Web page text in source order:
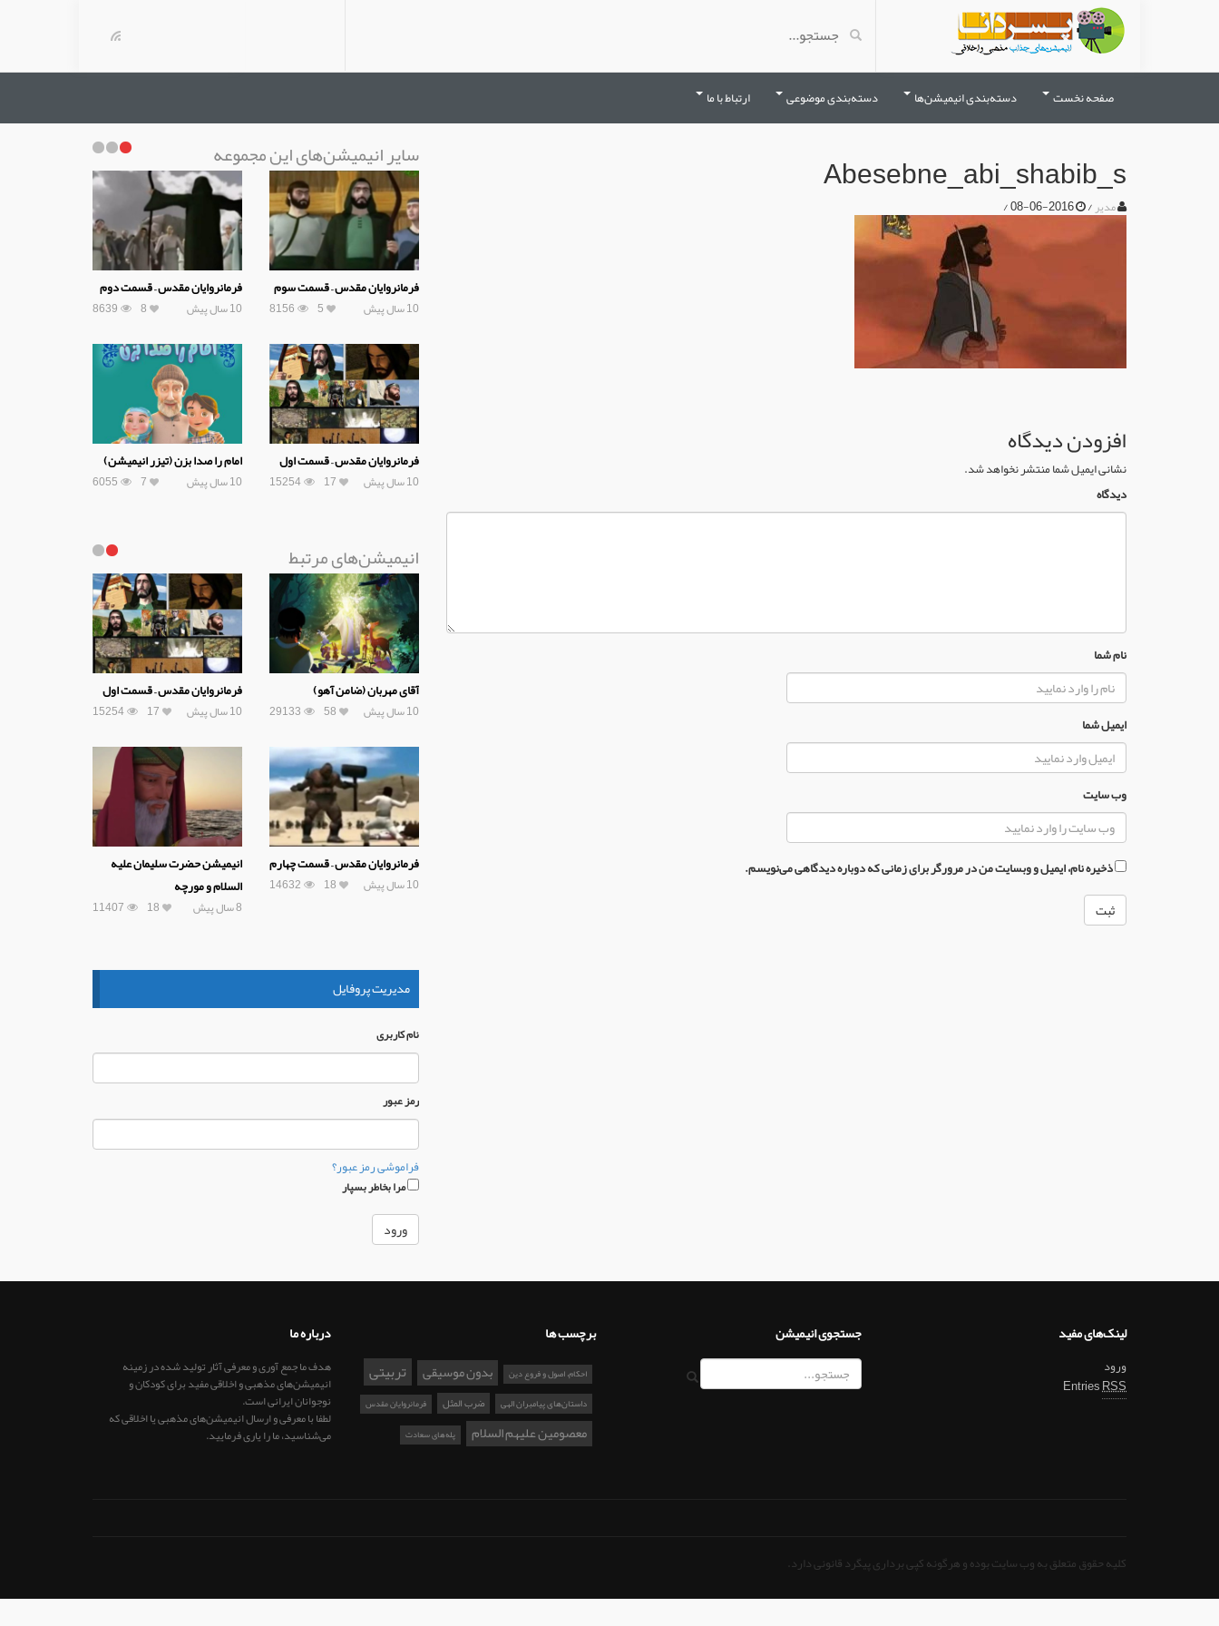
صفحه نخست دسته‌بندی انیمیشن‌ها دسته‌بندی موضوعی ارتباط با ما
Abesebne_abi_shabib_s
مدیر/
/
افزودن دیدگاه
نشانی ایمیل شما منتشر نخواهد شد.
دیدگاه
نام شما
ایمیل شما
وب سایت
ذخیره نام، ایمیل و وبسایت من در مرورگر برای زمانی که دوباره دیدگاهی می‌نویسم.
سایر انیمیشن‌های این مجموعه
فرمانروایان مقدس – قسمت سوم
10 سال پیش 8156 5
فرمانروایان مقدس – قسمت دوم
10 سال پیش 8639 8
فرمانروایان مقدس – قسمت اول
10 سال پیش 15254 17
امام را صدا بزن (تیزر انیمیشن)
10 سال پیش 6055 7
انیمیشن‌های مرتبط
آقای مهربان (ضامن آهو)
10 سال پیش 29133 58
فرمانروایان مقدس – قسمت اول
10 سال پیش 15254 17
فرمانروایان مقدس – قسمت چهارم
10 سال پیش 14632 18
انیمیشن حضرت سلیمان علیه
السلام و مورچه
8 سال پیش 11407 18
مدیریت پروفایل
نام كاربری
رمز عبور
فراموشی رمز عبور؟
مرا بخاطر بسپار
لینک‌های مفید
ورود
EntriesRSS
جستجوی انیمیشن برچسب ها
احکام، اصول و فروع دین بدون موسیقی تربیتی
داستان‌های پیامبران الهی ضرب المثل فرمانروایان مقدس
معصومین علیهم السلام پله‌های سعادت
درباره ما
هدف ما جمع آوری و معرفی آثار تولید شده در زمینه
انیمیشن‌های مذهبی و اخلاقی مفید برای کودکان و
نوجوانان ایرانی است.
لطفا با معرفی و ارسال انیمیشن‌های مذهبی یا اخلاقی که
می‌شناسید، ما را یاری فرمایید.
کلیه حقوق متعلق به وب سایت بوده و هرگونه کپی برداری پیگرد قانونی دارد.